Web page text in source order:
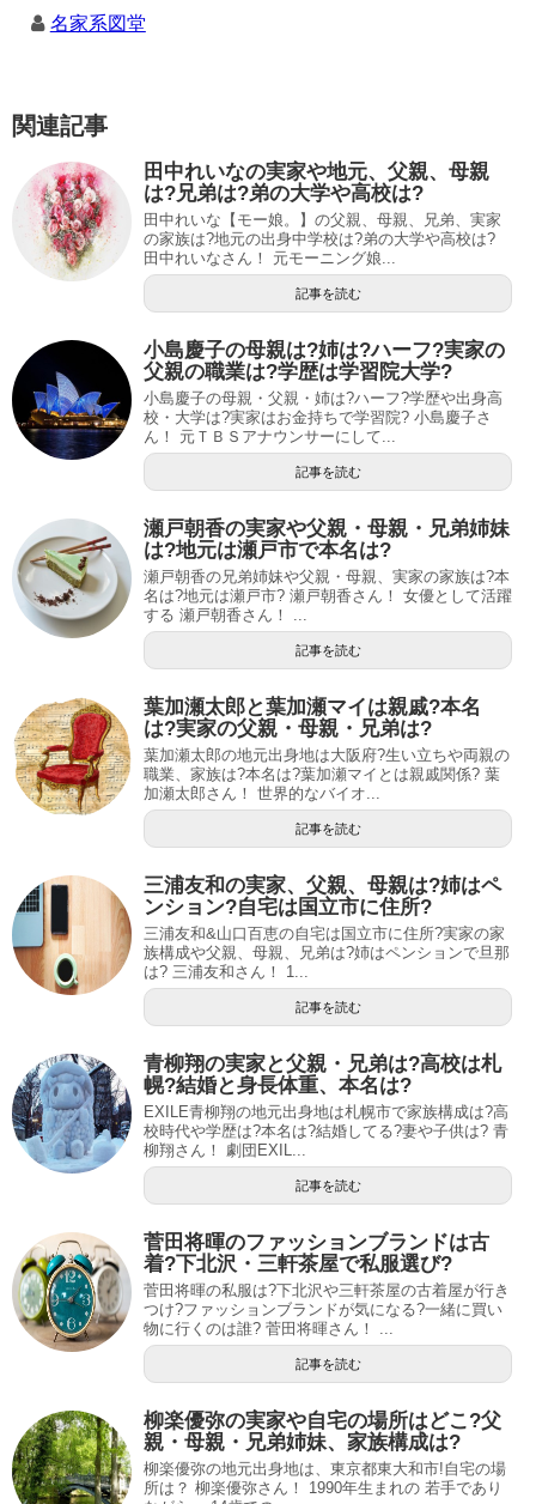
名家系図堂
関連記事
田中れいなの実家や地元、父親、母親
は?兄弟は?弟の大学や高校は?
田中れいな【モー娘。】の父親、母親、兄弟、実家
の家族は?地元の出身中学校は?弟の大学や高校は?
田中れいなさん！ 元モーニング娘...
記事を読む
小島慶子の母親は?姉は?ハーフ?実家の
父親の職業は?学歴は学習院大学?
小島慶子の母親・父親・姉は?ハーフ?学歴や出身高
校・大学は?実家はお金持ちで学習院? 小島慶子さ
ん！ 元ＴＢＳアナウンサーにして...
記事を読む
瀬戸朝香の実家や父親・母親・兄弟姉妹
は?地元は瀬戸市で本名は?
瀬戸朝香の兄弟姉妹や父親・母親、実家の家族は?本
名は?地元は瀬戸市? 瀬戸朝香さん！ 女優として活躍
する 瀬戸朝香さん！ ...
記事を読む
葉加瀬太郎と葉加瀬マイは親戚?本名
は?実家の父親・母親・兄弟は?
葉加瀬太郎の地元出身地は大阪府?生い立ちや両親の
職業、家族は?本名は?葉加瀬マイとは親戚関係? 葉
加瀬太郎さん！ 世界的なバイオ...
記事を読む
三浦友和の実家、父親、母親は?姉はペ
ンション?自宅は国立市に住所?
三浦友和&山口百恵の自宅は国立市に住所?実家の家
族構成や父親、母親、兄弟は?姉はペンションで旦那
は? 三浦友和さん！ 1...
記事を読む
青柳翔の実家と父親・兄弟は?高校は札
幌?結婚と身長体重、本名は?
EXILE青柳翔の地元出身地は札幌市で家族構成は?高
校時代や学歴は?本名は?結婚してる?妻や子供は? 青
柳翔さん！ 劇団EXIL...
記事を読む
菅田将暉のファッションブランドは古
着?下北沢・三軒茶屋で私服選び?
菅田将暉の私服は?下北沢や三軒茶屋の古着屋が行き
つけ?ファッションブランドが気になる?一緒に買い
物に行くのは誰? 菅田将暉さん！ ...
記事を読む
柳楽優弥の実家や自宅の場所はどこ?父
親・母親・兄弟姉妹、家族構成は?
柳楽優弥の地元出身地は、東京都東大和市!自宅の場
所は？ 柳楽優弥さん！ 1990年生まれの 若手であり